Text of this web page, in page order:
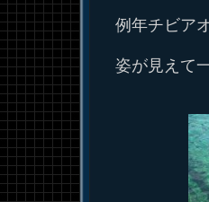
例年チビア
姿が見えて